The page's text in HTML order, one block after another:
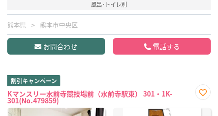
風呂･トイレ別
熊本県 熊本市中央区
お問合わせ 電話する
割引キャンペーン
Kマンスリー水前寺競技場前（水前寺駅東） 301・1K-
301(No.479859)
に入